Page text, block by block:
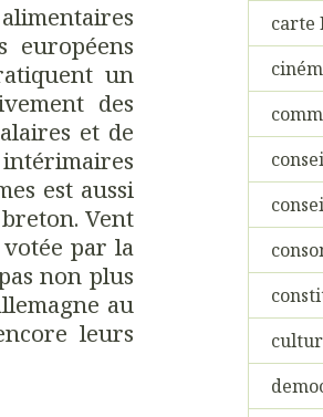
européens
un
des
et de
est aussi
Vent
par la
non plus
au
leurs
carte